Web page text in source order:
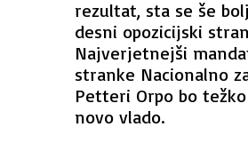
rezultat, sta se še
desni opozicijski
Najverjetnejši
stranke Nacionalno
Petteri Orpo bo
novo vlado.